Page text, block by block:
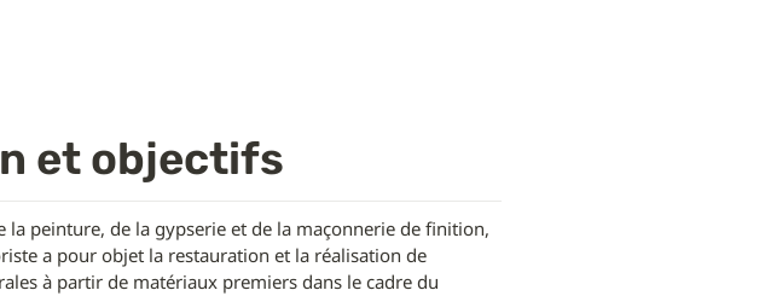
et objectifs
la peinture, de la gypserie et de la maçonnerie de finition,
a pour objet la restauration et la réalisation de
à partir de matériaux premiers dans le cadre du